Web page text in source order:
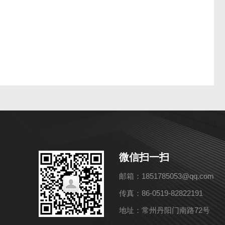
微信扫一扫
邮箱：1851785053@qq.com
传真：86-0519-82822191
地址：常州丹阳门南路72号